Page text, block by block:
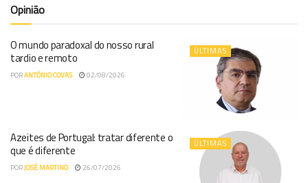
Opinião
ÚLTIMAS
O mundo paradoxal do nosso rural
tardio e remoto
PORANTÓNIO COVAS 02/08/2026
ÚLTIMAS
Azeites de Portugal: tratar diferente o
que é diferente
PORJOSÉ MARTINO 26/07/2026